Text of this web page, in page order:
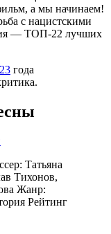
а мы начинаем!
с нацистскими
— ТОП-22 лучших
года
Татьяна
Тихонов,
Жанр:
Рейтинг